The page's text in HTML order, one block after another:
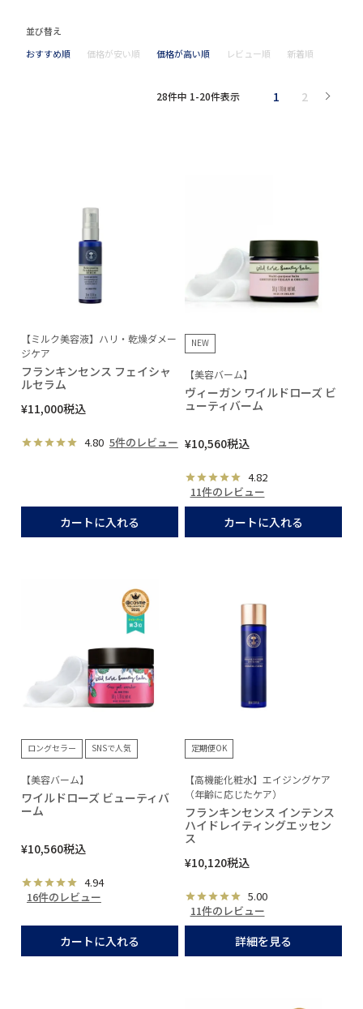
並び替え
おすすめ順
価格が安い順 価格が高い順 レビュー順 新着順
28件中 1-20件表示 1 2
【ミルク美容液】ハリ・乾燥ダメー
ジケア
フランキンセンス フェイシャ
ルセラム
¥11,000税込
4.80 5件のレビュー
カートに入れる
NEW
【美容バーム】
ヴィーガン ワイルドローズ ビ
ューティバーム
¥10,560税込
4.82
11件のレビュー
カートに入れる
ロングセラー SNSで人気
【美容バーム】
ワイルドローズ ビューティバ
ーム
¥10,560税込
4.94
16件のレビュー
カートに入れる
定期便OK
【高機能化粧水】エイジングケア
（年齢に応じたケア）
フランキンセンス インテンス
ハイドレイティングエッセン
ス
¥10,120税込
5.00
11件のレビュー
詳細を見る